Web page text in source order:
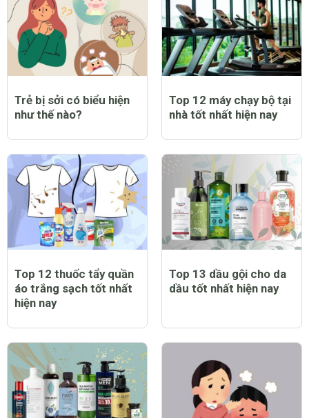
Trẻ bị sởi có biểu hiện
như thế nào?
Top 12 máy chạy bộ tại
nhà tốt nhất hiện nay
Top 12 thuốc tẩy quần
áo trắng sạch tốt nhất
hiện nay
Top 13 dầu gội cho da
dầu tốt nhất hiện nay